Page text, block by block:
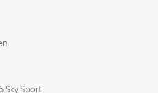
Sky Sport